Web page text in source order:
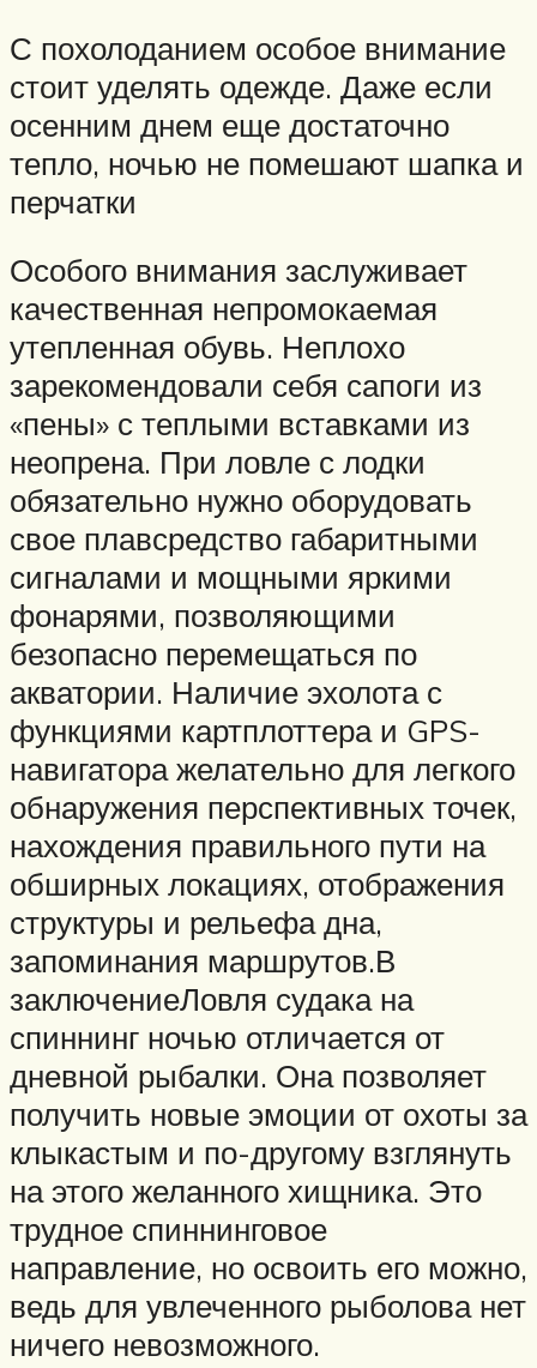
С похолоданием особое внимание
стоит уделять одежде. Даже если
осенним днем еще достаточно
тепло, ночью не помешают шапка и
перчатки
Особого внимания заслуживает
качественная непромокаемая
утепленная обувь. Неплохо
зарекомендовали себя сапоги из
«пены» с теплыми вставками из
неопрена. При ловле с лодки
обязательно нужно оборудовать
свое плавсредство габаритными
сигналами и мощными яркими
фонарями, позволяющими
безопасно перемещаться по
акватории. Наличие эхолота с
функциями картплоттера и GPS-
навигатора желательно для легкого
обнаружения перспективных точек,
нахождения правильного пути на
обширных локациях, отображения
структуры и рельефа дна,
запоминания маршрутов.В
заключениеЛовля судака на
спиннинг ночью отличается от
дневной рыбалки. Она позволяет
получить новые эмоции от охоты за
клыкастым и по-другому взглянуть
на этого желанного хищника. Это
трудное спиннинговое
направление, но освоить его можно,
ведь для увлеченного рыболова нет
ничего невозможного.